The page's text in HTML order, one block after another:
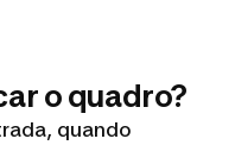
o quadro?
quando